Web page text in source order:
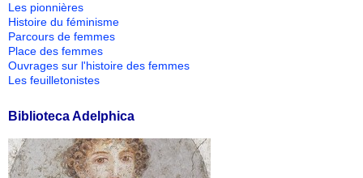
Les pionnières
Histoire du féminisme
Parcours de femmes
Place des femmes
Ouvrages sur l'histoire des femmes
Les feuilletonistes
Biblioteca Adelphica